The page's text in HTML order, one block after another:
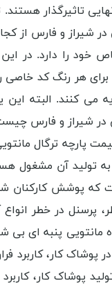
تاثیرگذار
در شیراز و فارس
را دارد. در این
برای هر رنگ کد
می کنند. البته
در شیراز و فارس
پارچه ترگال
تولید آن مشغول
پوشش کارکنان
پرسنل در خطر
مانتویی پنبه ای
کار، کاربرد
پوشاک کار،